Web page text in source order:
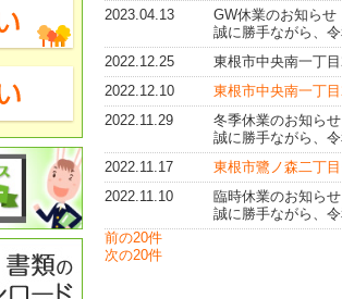
2023.04.13
GW休業のお知らせ
誠に勝手ながら、
2022.12.25
東根市中央南一丁
2022.12.10
東根市中央南一丁
2022.11.29
冬季休業のお知らせ
誠に勝手ながら、
2022.11.17
東根市鷺ノ森二丁
2022.11.10
臨時休業のお知らせ
誠に勝手ながら、
前の20件
次の20件